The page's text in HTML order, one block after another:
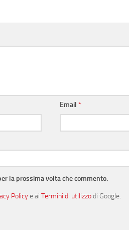
Email*
la prossima volta che commento.
Policye ai Termini di utilizzodi Google.